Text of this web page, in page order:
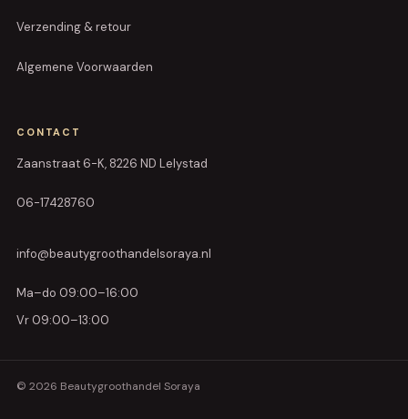
Verzending & retour
Algemene Voorwaarden
CONTACT
Zaanstraat 6-K, 8226 ND Lelystad
06-17428760
info@beautygroothandelsoraya.nl
Ma–do 09:00–16:00
Vr 09:00–13:00
© 2026 Beautygroothandel Soraya